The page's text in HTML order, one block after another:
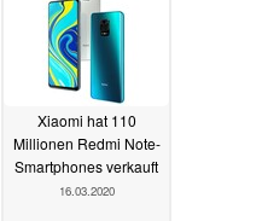
Xiaomi hat 110
Millionen Redmi Note-
Smartphones verkauft
16.03.2020